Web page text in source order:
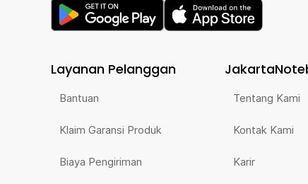
Layanan Pelanggan
Bantuan
Klaim Garansi Produk
Biaya Pengiriman
Tentang Kami
Kontak Kami
Karir